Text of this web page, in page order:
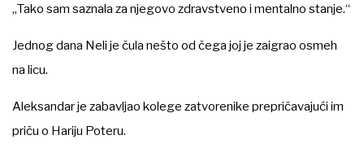
„Tako sam saznala za njegovo zdravstveno i mentalno stanje.“
Jednog dana Neli je čula nešto od čega joj je zaigrao osmeh
na licu.
Aleksandar je zabavljao kolege zatvorenike prepričavajući im
priču o Hariju Poteru.